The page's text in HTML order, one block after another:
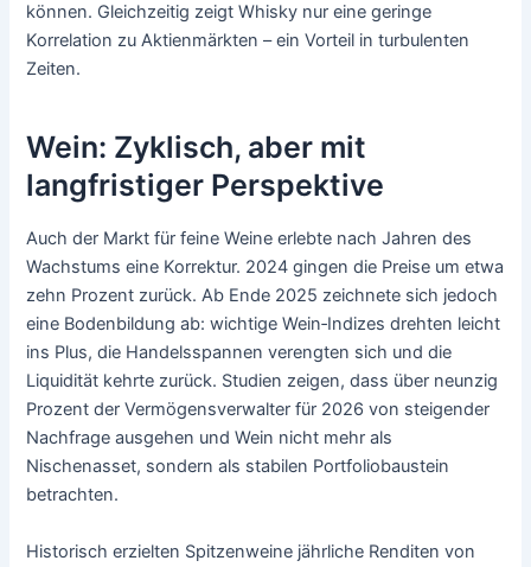
können. Gleichzeitig zeigt Whisky nur eine geringe
Korrelation zu Aktienmärkten – ein Vorteil in turbulenten
Zeiten.
Wein: Zyklisch, aber mit
langfristiger Perspektive
Auch der Markt für feine Weine erlebte nach Jahren des
Wachstums eine Korrektur. 2024 gingen die Preise um etwa
zehn Prozent zurück. Ab Ende 2025 zeichnete sich jedoch
eine Bodenbildung ab: wichtige Wein‑Indizes drehten leicht
ins Plus, die Handelsspannen verengten sich und die
Liquidität kehrte zurück. Studien zeigen, dass über neunzig
Prozent der Vermögensverwalter für 2026 von steigender
Nachfrage ausgehen und Wein nicht mehr als
Nischenasset, sondern als stabilen Portfoliobaustein
betrachten.
Historisch erzielten Spitzenweine jährliche Renditen von